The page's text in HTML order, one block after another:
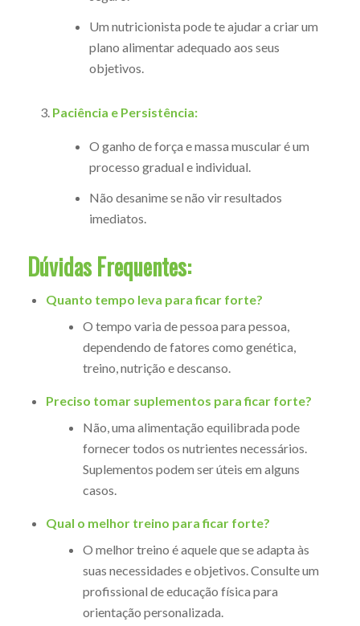
Um nutricionista pode te ajudar a criar um
plano alimentar adequado aos seus
objetivos.
Paciência e Persistência:
O ganho de força e massa muscular é um
processo gradual e individual.
Não desanime se não vir resultados
imediatos.
Dúvidas Frequentes:
Quanto tempo leva para ficar forte?
O tempo varia de pessoa para pessoa,
dependendo de fatores como genética,
treino, nutrição e descanso.
Preciso tomar suplementos para ficar forte?
Não, uma alimentação equilibrada pode
fornecer todos os nutrientes necessários.
Suplementos podem ser úteis em alguns
casos.
Qual o melhor treino para ficar forte?
O melhor treino é aquele que se adapta às
suas necessidades e objetivos. Consulte um
profissional de educação física para
orientação personalizada.